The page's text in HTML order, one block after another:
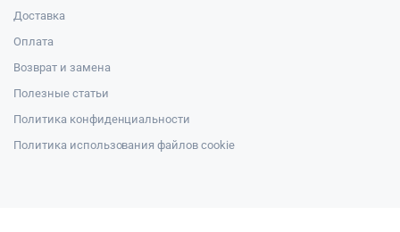
Доставка
Оплата
Возврат и замена
Полезные статьи
Политика конфиденциальности
Политика использования файлов cookie